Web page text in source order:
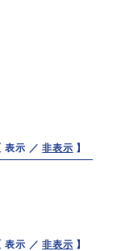
表示 ／非表示 】
表示 ／非表示 】